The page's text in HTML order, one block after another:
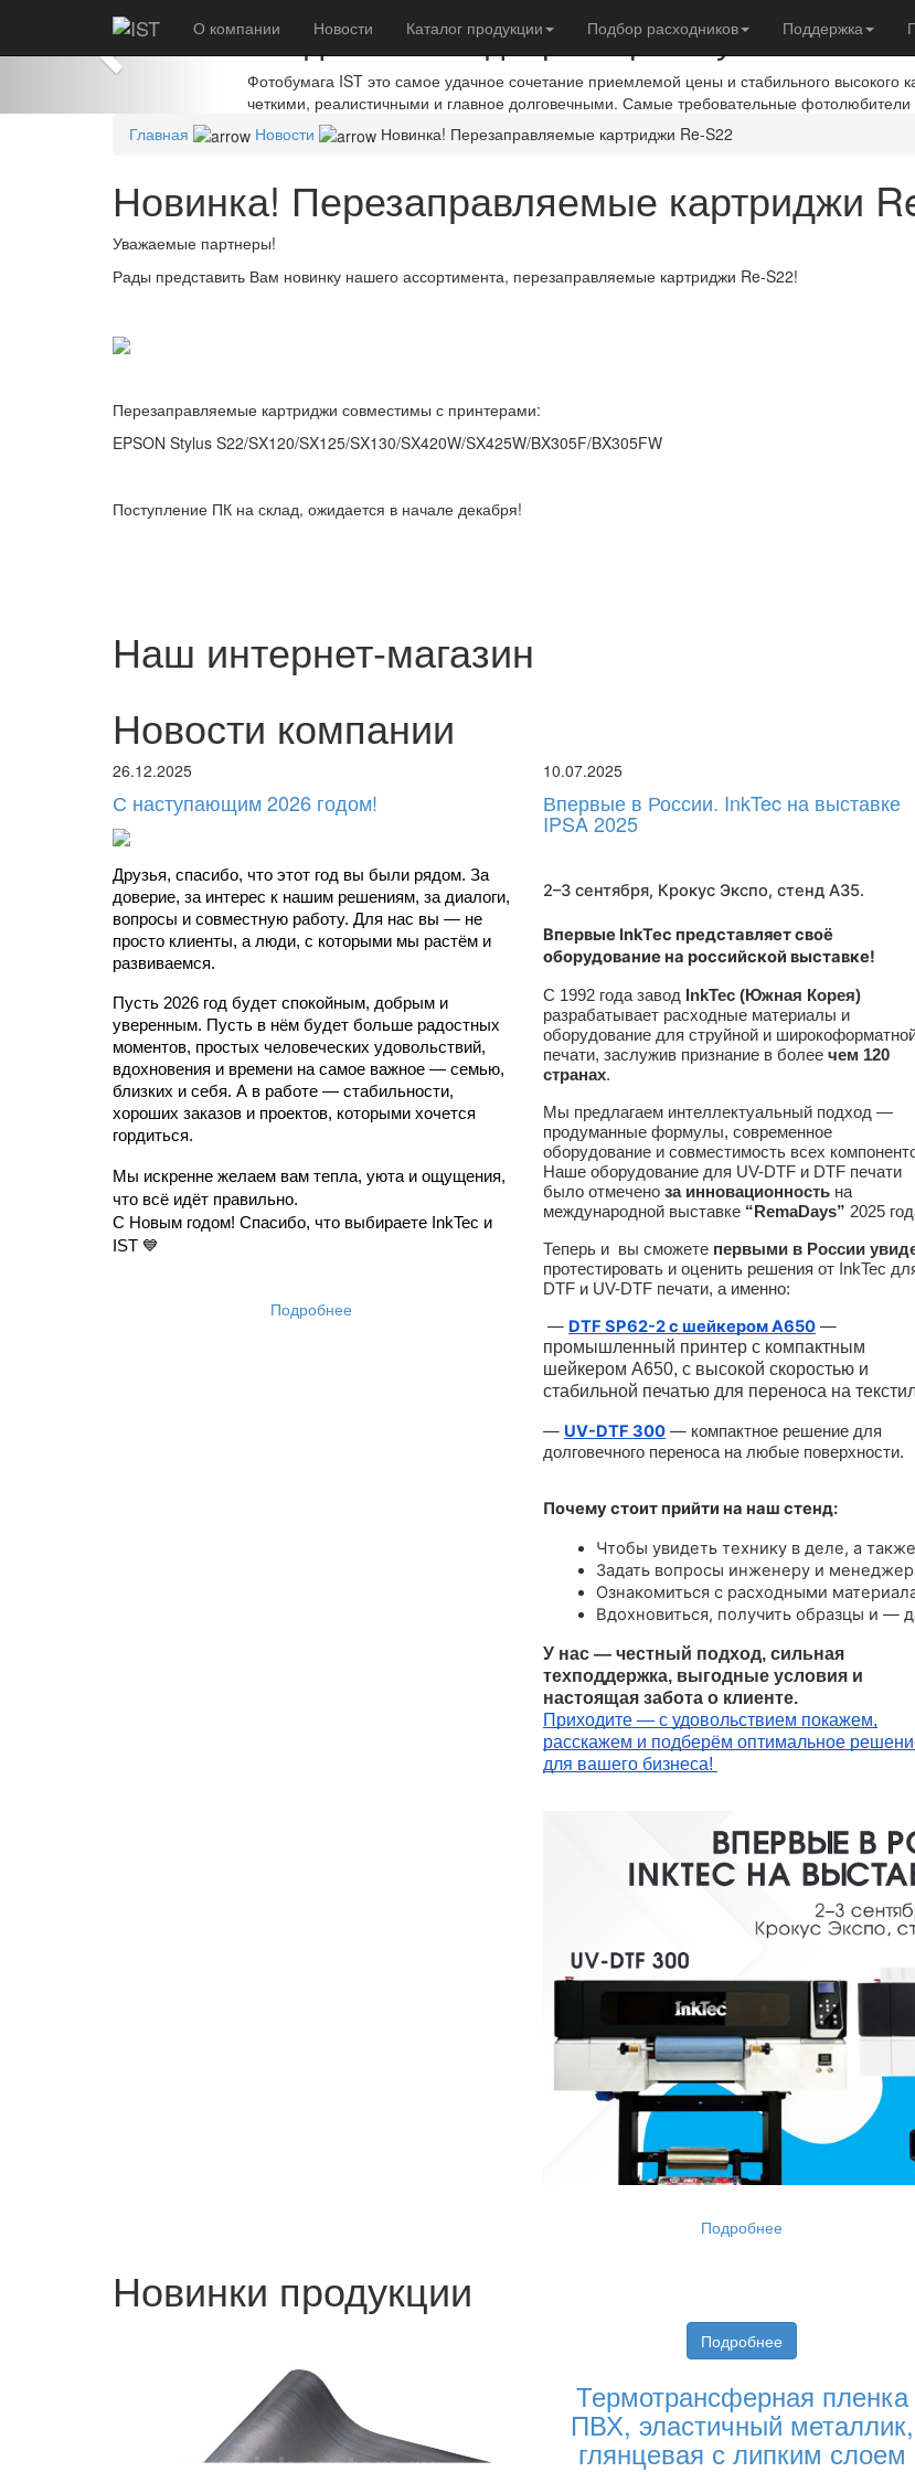
О компании Новости Каталог продукции Подбор расходников Поддержка
Создавайте шедевры с фотобумагой IST
Фотобумага IST это самое удачное сочетание приемлемой цены и стабильного
четкими, реалистичными и главное долговечными. Самые требовательные
Previous
Главная Новости Новинка! Перезаправляемые картриджи Re-S22
Новинка! Перезаправляемые картриджи
Уважаемые партнеры!
Рады представить Вам новинку нашего ассортимента, перезаправляемые картриджи Re-S22!
Перезаправляемые картриджи совместимы с принтерами:
EPSON Stylus S22/SX120/SX125/SX130/SX420W/SX425W/BX305F/BX305FW
Поступление ПК на склад, ожидается в начале декабря!
Наш интернет-магазин
Новости компании
26.12.2025
С наступающим 2026 годом!
Друзья, спасибо, что этот год вы были рядом. За
доверие, за интерес к нашим решениям, за диалоги,
вопросы и совместную работу. Для нас вы — не
просто клиенты, а люди, с которыми мы растём и
развиваемся.
Пусть 2026 год будет спокойным, добрым и
уверенным. Пусть в нём будет больше радостных
моментов, простых человеческих удовольствий,
вдохновения и времени на самое важное — семью,
близких и себя. А в работе — стабильности,
хороших заказов и проектов, которыми хочется
гордиться.
Мы искренне желаем вам тепла, уюта и ощущения,
что всё идёт правильно.
С Новым годом! Спасибо, что выбираете InkTec и
IST 💙
Подробнее
10.07.2025
Впервые в России. InkTec на выставке
IPSA 2025
2–3 сентября, Крокус Экспо, стенд A35.
Впервые InkTec представляет своё
оборудование на российской выставке!
С 1992 года завод
InkTec (Южная Корея)
разрабатывает расходные материалы и
оборудование для струйной и
печати, заслужив признание в более чем 120
странах.
Мы предлагаем интеллектуальный подход —
продуманные формулы, современное
оборудование и совместимость всех
Наше оборудование для UV-DTF и DTF печати
было отмечено за инновационность на
международной выставке “RemaDays” 2025
Теперь и вы сможете первыми в России
протестировать и оценить решения от InkTec
DTF и UV-DTF печати, а именно:
— DTF SP62-2 с шейкером A650 —
промышленный принтер с компактным
шейкером А650, с высокой скоростью и
стабильной печатью для переноса на
— UV-DTF 300 — компактное решение для
долговечного переноса на любые поверхности.
Почему стоит прийти на наш стенд:
Чтобы увидеть технику в деле, а также
Задать вопросы инженеру и
Ознакомиться с расходными
Вдохновиться, получить образцы и —
У нас — честный подход, сильная
техподдержка, выгодные условия и
настоящая забота о клиенте.
Приходите — с удовольствием покажем,
расскажем и подберём оптимальное
для вашего бизнеса!
Подробнее
Новинки продукции
Подробнее
Термотрансферная пленка
ПВХ, эластичный металлик,
глянцевая с липким слоем